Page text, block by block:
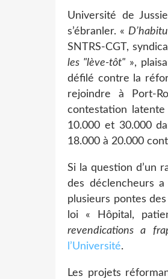
Université de
s’ébranler. «
SNTRS-CGT,
les "lève-tôt"»,
défilé contre la
rejoindre à Port-
contestation
10.000 et 30.000
18.000 à 20.000
Si la question d’un
des déclencheurs
plusieurs pontes
loi « Hôpital,
revendications a
l’Université.
Les projets